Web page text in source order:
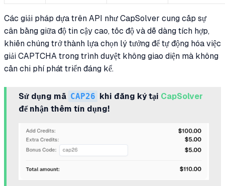
Các giải pháp dựa trên API như CapSolver cung cấp sự
cân bằng giữa độ tin cậy cao, tốc độ và dễ dàng tích hợp,
khiến chúng trở thành lựa chọn lý tưởng để tự động hóa việc
giải CAPTCHA trong trình duyệt không giao diện mà không
cần chi phí phát triển đáng kể.
Sử dụng mã CAP26 khi đăng ký tại CapSolver
để nhận thêm tín dụng!